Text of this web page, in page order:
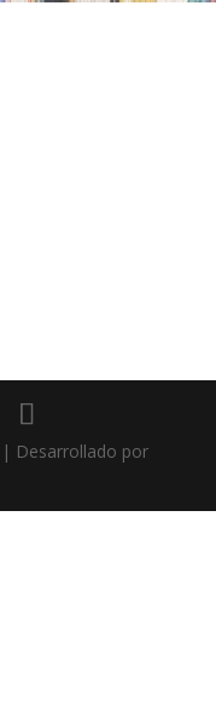
| Desarrollado por